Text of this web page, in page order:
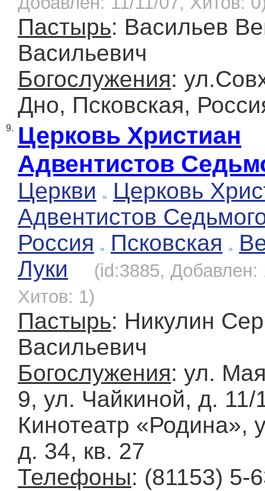
Пастырь: Васильев
Васильевич
Богослужения:
Дно, Псковская,
9. Церковь Христиан
Адвентистов
Церкви
Церковь
Адвентистов
Россия
Псковская
Луки
(id:3885, Добавлен:
Хитов: 1)
Пастырь: Никулин
Васильевич
Богослужения: ул.
9, ул. Чайкиной, д. 11/
Кинотеатр «Родина»,
д. 34, кв. 27
Телефоны: (81153) 5-